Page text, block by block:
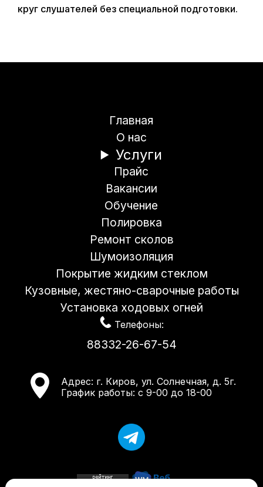
круг слушателей без специальной подготовки.
Главная
О нас
Услуги
Прайс
Вакансии
Обучение
Полировка
Ремонт сколов
Шумоизоляция
Покрытие жидким стеклом
Кузовные, жестяно-сварочные работы
Установка ходовых огней
Телефоны:
88332-26-67-54
Адрес: г. Киров, ул. Солнечная, д. 5г.
График работы: с 9-00 до 18-00